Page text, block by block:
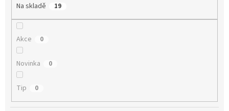
Na skladě 19
Akce 0
Novinka 0
Tip 0